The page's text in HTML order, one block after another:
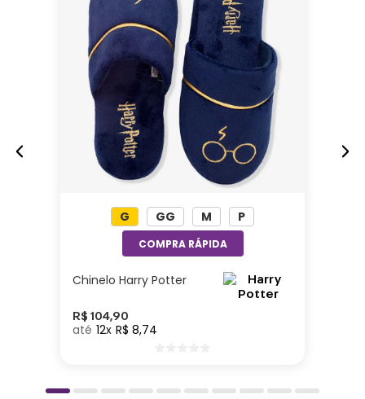
Chinelo Harry Potter
R$ 104,90
12 R$ 8,74
G GG M P